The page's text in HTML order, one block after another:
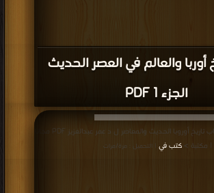
أوربا والعالم في العصر الحديث
الجزء 1 PDF
| مكتبة > كتب في | التحميل : مرة/مرات